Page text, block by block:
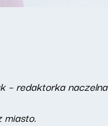
– redaktorka naczelna
miasto.